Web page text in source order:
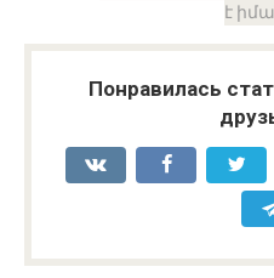
է
Понравилась